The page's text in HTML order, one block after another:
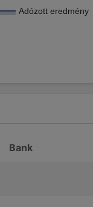
Adózott eredmény
Bank